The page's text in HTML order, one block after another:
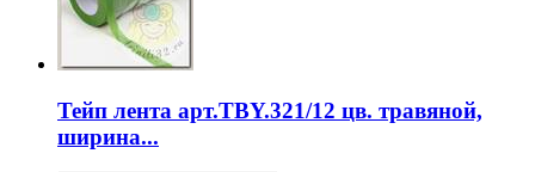
Тейп лента арт.TBY.321/12 цв. травяной,
ширина...